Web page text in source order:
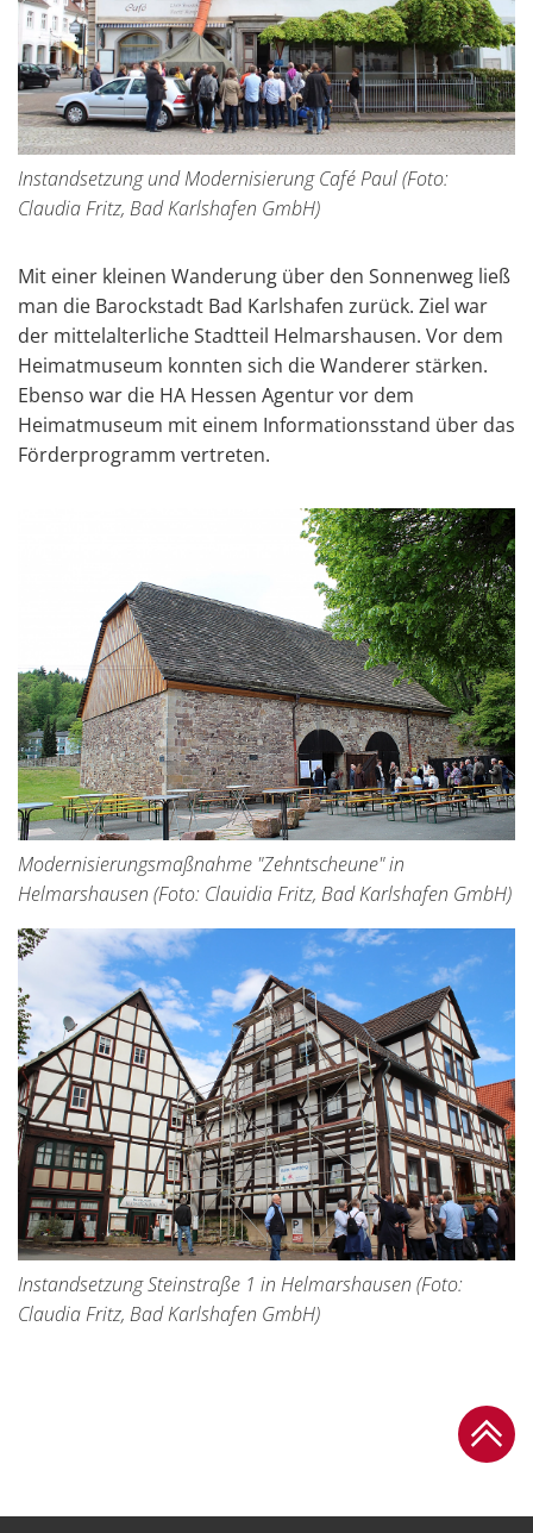
Instandsetzung und Modernisierung Café Paul (Foto:
Claudia Fritz, Bad Karlshafen GmbH)
Mit einer kleinen Wanderung über den Sonnenweg ließ
man die Barockstadt Bad Karlshafen zurück. Ziel war
der mittelalterliche Stadtteil Helmarshausen. Vor dem
Heimatmuseum konnten sich die Wanderer stärken.
Ebenso war die HA Hessen Agentur vor dem
Heimatmuseum mit einem Informationsstand über das
Förderprogramm vertreten.
Modernisierungsmaßnahme "Zehntscheune" in
Helmarshausen (Foto: Clauidia Fritz, Bad Karlshafen GmbH)
Instandsetzung Steinstraße 1 in Helmarshausen (Foto:
Claudia Fritz, Bad Karlshafen GmbH)
Zum